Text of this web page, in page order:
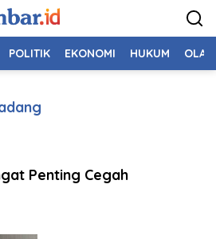
POLITIK EKONOMI HUKUM
Penting Cegah